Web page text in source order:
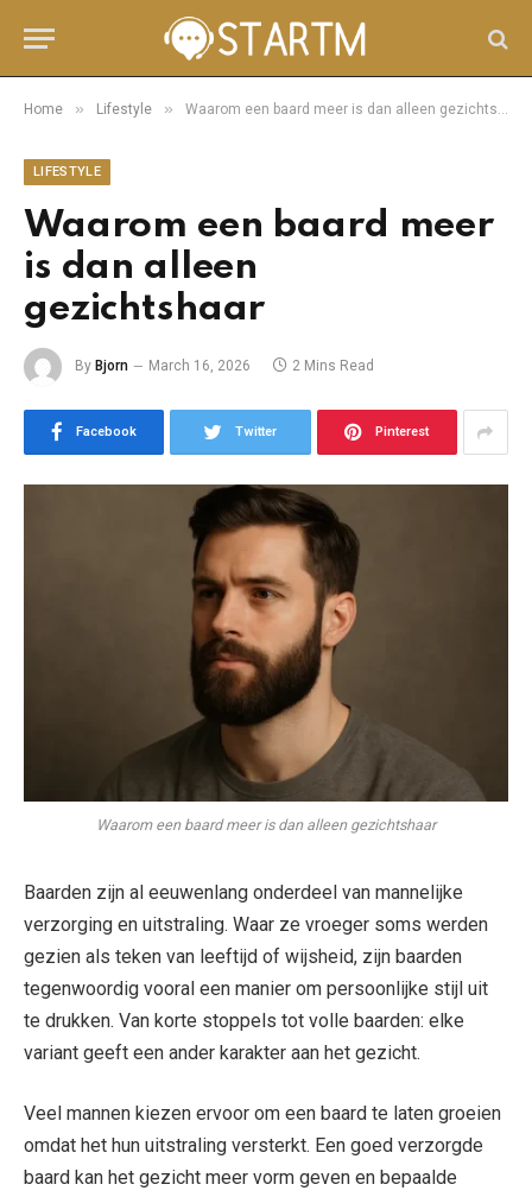
Home » Lifestyle » Waarom een baard meer is dan alleen gezichtshaar
LIFESTYLE
Waarom een baard meer
is dan alleen
gezichtshaar
By Bjorn March 16, 2026 2 Mins Read
Facebook Twitter Pinterest
Waarom een baard meer is dan alleen gezichtshaar
Baarden zijn al eeuwenlang onderdeel van mannelijke
verzorging en uitstraling. Waar ze vroeger soms werden
gezien als teken van leeftijd of wijsheid, zijn baarden
tegenwoordig vooral een manier om persoonlijke stijl uit
te drukken. Van korte stoppels tot volle baarden: elke
variant geeft een ander karakter aan het gezicht.
Veel mannen kiezen ervoor om een baard te laten groeien
omdat het hun uitstraling versterkt. Een goed verzorgde
baard kan het gezicht meer vorm geven en bepaalde